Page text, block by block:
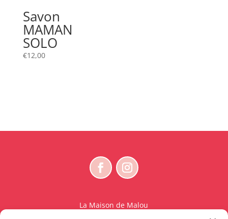
Savon
MAMAN
SOLO
€12,00
La Maison de Malou